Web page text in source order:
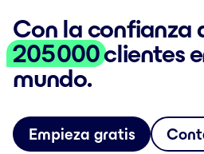
Con la confianza
205 000clientes
mundo.
Empieza gratis